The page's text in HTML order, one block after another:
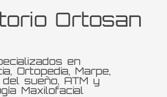
Ortosan
en
Ortopedia, Marpe,
del sueño, ATM y
Maxilofacial